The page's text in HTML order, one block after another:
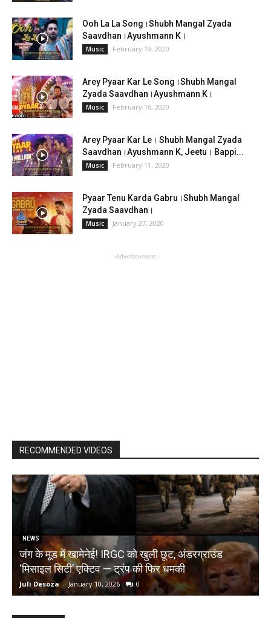
Ooh La La Song।Shubh Mangal Zyada
Saavdhan।Ayushmann K।
Music February 19, 2020
Arey Pyaar Kar Le Song।Shubh Mangal
Zyada Saavdhan।Ayushmann K।
Music February 16, 2020
Arey Pyaar Kar Le। Shubh Mangal Zyada
Saavdhan।Ayushmann K, Jeetu। Bappi...
Music February 11, 2020
Pyaar Tenu Karda Gabru।Shubh Mangal
Zyada Saavdhan।
Music January 27, 2020
- Advertisement -
RECOMMENDED VIDEOS
NEWS
जंग के मूड में खामेनेई! IRGC को खुली छूट, अंडरग्राउंड
‘मिसाइल सिटी’ एक्टिव — ट्रंप की फिर धमकी
Juli Desoza - January 10, 2026 0